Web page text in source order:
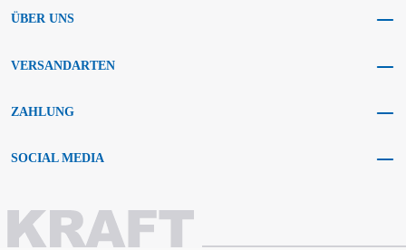
ÜBER UNS
VERSANDARTEN
ZAHLUNG
SOCIAL MEDIA